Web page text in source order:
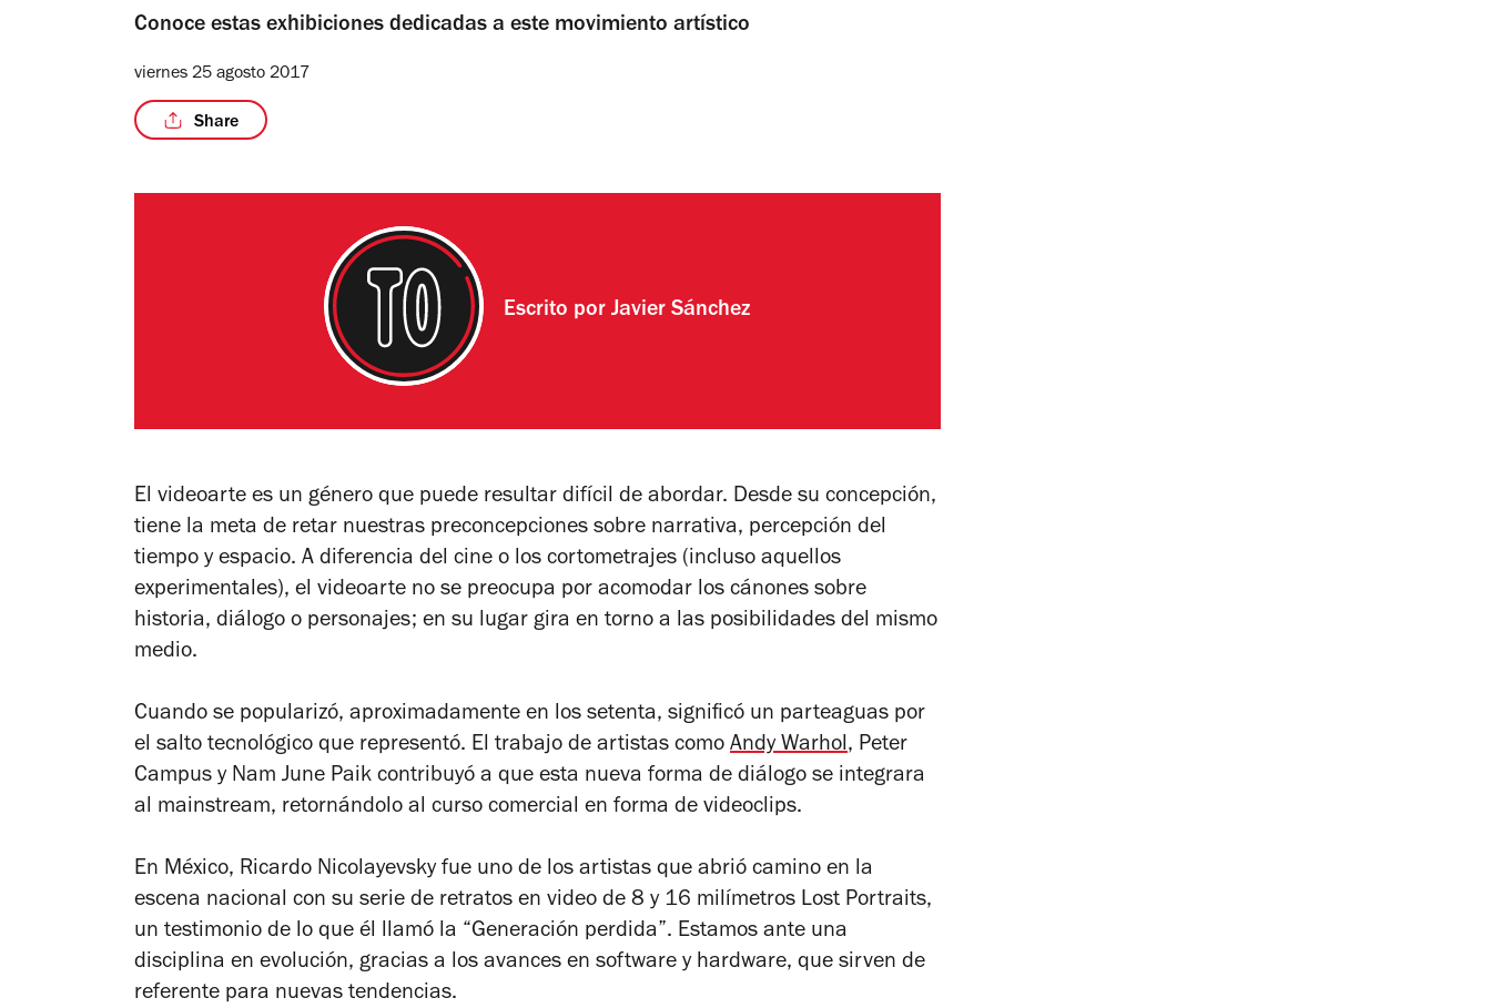
Conoce estas exhibiciones dedicadas a este movimiento artístico
viernes 25 agosto 2017
Share
Escrito porJavier Sánchez
​El videoarte es un género que puede resultar difícil de abordar. Desde su concepción,
tiene la meta de retar nuestras preconcepciones sobre narrativa, percepción del
tiempo y espacio. A diferencia del cine o los cortometrajes (incluso aquellos
experimentales), el videoarte no se preocupa por acomodar los cánones sobre
historia, diálogo o personajes; en su lugar gira en torno a las posibilidades del mismo
medio.
Cuando se popularizó, aproximadamente en los setenta, significó un parteaguas por
el salto tecnológico que representó. El trabajo de artistas como Andy Warhol, Peter
Campus y Nam June Paik contribuyó a que esta nueva forma de diálogo se integrara
al mainstream, retornándolo al curso comercial en forma de videoclips.
En México, Ricardo Nicolayevsky fue uno de los artistas que abrió camino en la
escena nacional con su serie de retratos en video de 8 y 16 milímetros Lost Portraits,
un testimonio de lo que él llamó la “Generación perdida”. Estamos ante una
disciplina en evolución, gracias a los avances en software y hardware, que sirven de
referente para nuevas tendencias.